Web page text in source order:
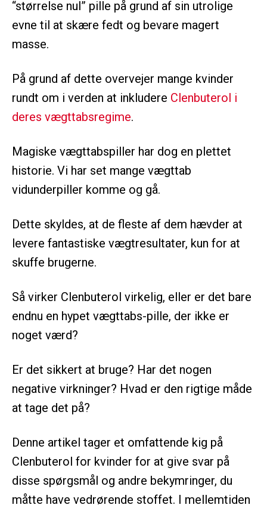
“størrelse nul” pille på grund af sin utrolige
evne til at skære fedt og bevare magert
masse.
På grund af dette overvejer mange kvinder
rundt om i verden at inkludere Clenbuterol i
deres vægttabsregime.
Magiske vægttabspiller har dog en plettet
historie. Vi har set mange vægttab
vidunderpiller komme og gå.
Dette skyldes, at de fleste af dem hævder at
levere fantastiske vægtresultater, kun for at
skuffe brugerne.
Så virker Clenbuterol virkelig, eller er det bare
endnu en hypet vægttabs-pille, der ikke er
noget værd?
Er det sikkert at bruge? Har det nogen
negative virkninger? Hvad er den rigtige måde
at tage det på?
Denne artikel tager et omfattende kig på
Clenbuterol for kvinder for at give svar på
disse spørgsmål og andre bekymringer, du
måtte have vedrørende stoffet. I mellemtiden